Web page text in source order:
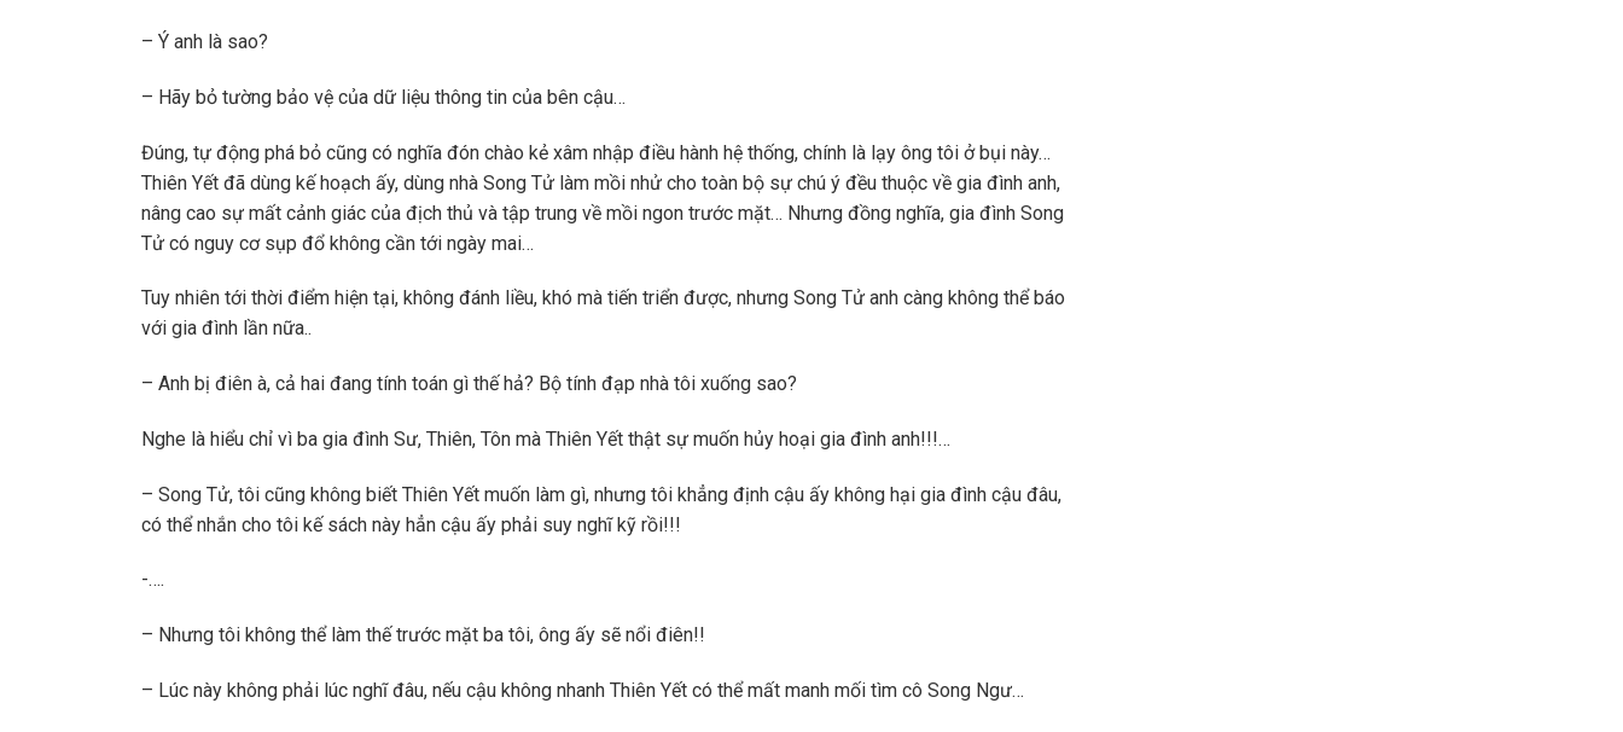
– Ý anh là sao?
– Hãy bỏ tường bảo vệ của dữ liệu thông tin của bên cậu…
Đúng, tự động phá bỏ cũng có nghĩa đón chào kẻ xâm nhập điều hành hệ thống, chính là lạy ông tôi ở bụi này…
Thiên Yết đã dùng kế hoạch ấy, dùng nhà Song Tử làm mồi nhử cho toàn bộ sự chú ý đều thuộc về gia đình anh,
nâng cao sự mất cảnh giác của địch thủ và tập trung về mồi ngon trước mặt… Nhưng đồng nghĩa, gia đình Song
Tử có nguy cơ sụp đổ không cần tới ngày mai…
Tuy nhiên tới thời điểm hiện tại, không đánh liều, khó mà tiến triển được, nhưng Song Tử anh càng không thể báo
với gia đình lần nữa..
– Anh bị điên à, cả hai đang tính toán gì thế hả? Bộ tính đạp nhà tôi xuống sao?
Nghe là hiểu chỉ vì ba gia đình Sư, Thiên, Tôn mà Thiên Yết thật sự muốn hủy hoại gia đình anh!!!…
– Song Tử, tôi cũng không biết Thiên Yết muốn làm gì, nhưng tôi khẳng định cậu ấy không hại gia đình cậu đâu,
có thể nhắn cho tôi kế sách này hẳn cậu ấy phải suy nghĩ kỹ rồi!!!
-….
– Nhưng tôi không thể làm thế trước mặt ba tôi, ông ấy sẽ nổi điên!!
– Lúc này không phải lúc nghĩ đâu, nếu cậu không nhanh Thiên Yết có thể mất manh mối tìm cô Song Ngư…